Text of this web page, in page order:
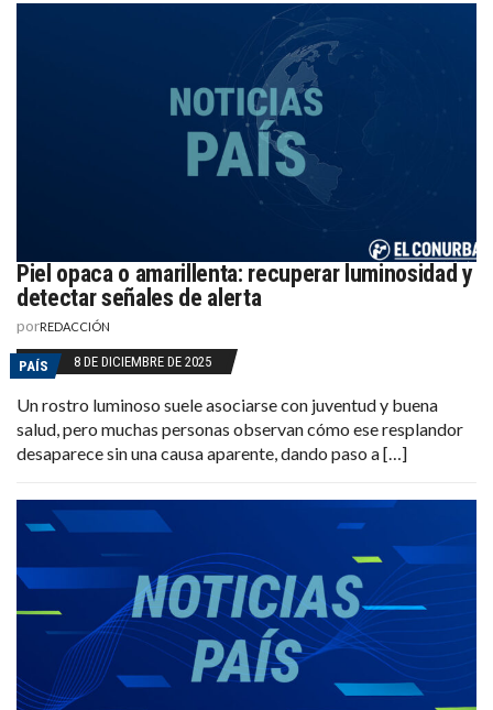
Piel opaca o amarillenta: recuperar luminosidad y
detectar señales de alerta
porREDACCIÓN
PAÍS 8 DE DICIEMBRE DE 2025
Un rostro luminoso suele asociarse con juventud y buena
salud, pero muchas personas observan cómo ese resplandor
desaparece sin una causa aparente, dando paso a […]